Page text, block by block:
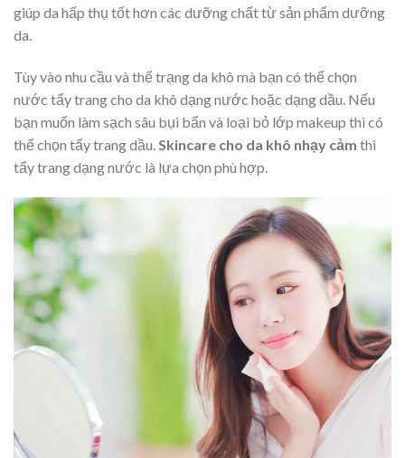
giúp da hấp thụ tốt hơn các dưỡng chất từ sản phẩm dưỡng
da.
Tùy vào nhu cầu và thể trạng da khô mà bạn có thể chọn
nước tẩy trang cho da khô dạng nước hoặc dạng dầu. Nếu
bạn muốn làm sạch sâu bụi bẩn và loại bỏ lớp makeup thì có
thể chọn tẩy trang dầu.Skincare cho da khô nhạy cảm thì
tẩy trang dạng nước là lựa chọn phù hợp.